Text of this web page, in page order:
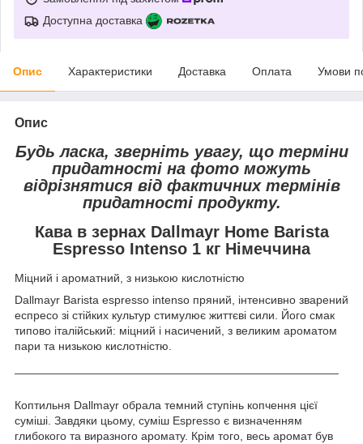
Доступна доставка
Опис Характеристики Доставка Оплата Умови
Опис
Будь ласка, зверніть увагу, що терміни
придатності на фото можуть
відрізнятися від фактичних термінів
придатності продукту.
Кава в зернах Dallmayr Home Barista
Espresso Intenso 1 кг Німеччина
Міцний і ароматний, з низькою кислотністю
Dallmayr Barista espresso intenso пряний, інтенсивно зварений
еспресо зі стійких культур стимулює життєві сили. Його смак
типово італійський: міцний і насичений, з великим ароматом
пари та низькою кислотністю.
Коптильня Dallmayr обрала темний ступінь копчення цієї
суміші. Завдяки цьому, суміш Espresso є визначенням
глибокого та виразного аромату. Крім того, весь аромат був